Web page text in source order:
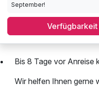
September!
Bis 8 Tage vor Anreise
Wir helfen Ihnen gerne